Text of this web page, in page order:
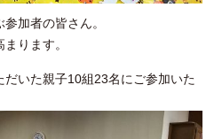
加者の皆さん。
ります。
いた親子10組23名にご参加いた